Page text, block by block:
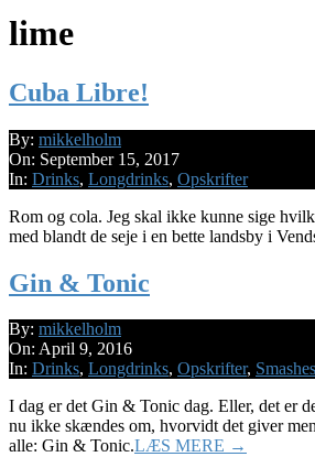
lime
Cuba Libre!
2017-
09-
15
By: mikkelholm
On: September 15, 2017
In: Drinks, Longdrinks, Opskrifter
Rom og cola. Jeg skal ikke kunne sige
med blandt de seje i en bette landsby i
Gin & Tonic
2016-
04-
09
By: mikkelholm
On: April 9, 2016
In: Drinks, Longdrinks, Opskrifter, Smashes
I dag er det Gin & Tonic dag. Eller, det er
nu ikke skændes om, hvorvidt det giver
alle: Gin & Tonic.LÆS MERE →